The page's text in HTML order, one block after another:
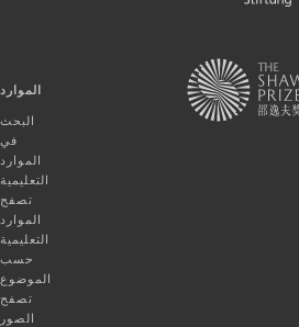
الموارد
البحث
في
الموارد
التعليمية
تصفح
الموارد
التعليمية
حسب
الموضوع
تصفح
الصور